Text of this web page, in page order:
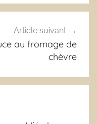
Article suivant
au fromage de
chèvre